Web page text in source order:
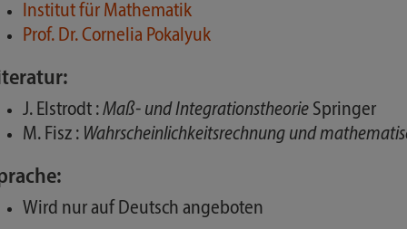
Institut für Mathematik
Prof. Dr. Cornelia Pokalyuk
J. Elstrodt :Maß- und Integrationstheorie Springer
M. Fisz : Wahrscheinlichkeitsrechnung und
Wird nur auf Deutsch angeboten